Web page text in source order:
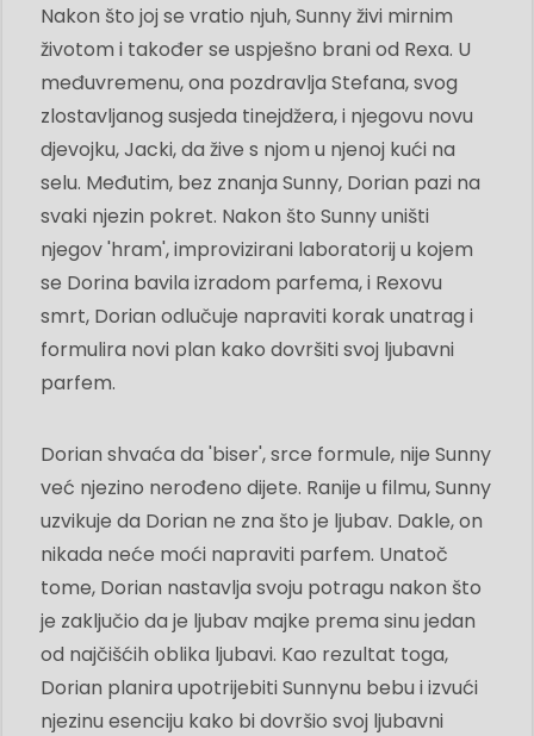
Nakon što joj se vratio njuh, Sunny živi mirnim
životom i također se uspješno brani od Rexa. U
međuvremenu, ona pozdravlja Stefana, svog
zlostavljanog susjeda tinejdžera, i njegovu novu
djevojku, Jacki, da žive s njom u njenoj kući na
selu. Međutim, bez znanja Sunny, Dorian pazi na
svaki njezin pokret. Nakon što Sunny uništi
njegov 'hram', improvizirani laboratorij u kojem
se Dorina bavila izradom parfema, i Rexovu
smrt, Dorian odlučuje napraviti korak unatrag i
formulira novi plan kako dovršiti svoj ljubavni
parfem.
Dorian shvaća da 'biser', srce formule, nije Sunny
već njezino nerođeno dijete. Ranije u filmu, Sunny
uzvikuje da Dorian ne zna što je ljubav. Dakle, on
nikada neće moći napraviti parfem. Unatoč
tome, Dorian nastavlja svoju potragu nakon što
je zaključio da je ljubav majke prema sinu jedan
od najčišćih oblika ljubavi. Kao rezultat toga,
Dorian planira upotrijebiti Sunnynu bebu i izvući
njezinu esenciju kako bi dovršio svoj ljubavni